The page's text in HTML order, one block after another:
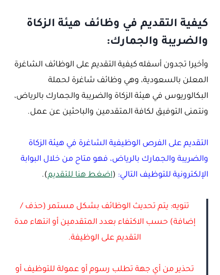
كيفية التقديم في وظائف هيئة الزكاة
والضريبة والجمارك:
وأخيرا تجدون أسفله كيفية التقديم على الوظائف الشاغرة
المعلن بالسعودية، وهي وظائف شاغرة لحملة
البكالوريوس في هيئة الزكاة والضريبة والجمارك بالرياض،
ونتمنى التوفيق لكافة المتقدمين والباحثين عن عمل.
التقديم على الفرص الوظيفية الشاغرة في هيئة الزكاة
والضريبة والجمارك بالرياض، فهو متاح من خلال البوابة
الإلكترونية للتوظيف التالي: (اضغط هنا للتقديم).
تنويه: يتم تحديث الوظائف بشكل مستمر (حذف /
إضافة) حسب الاكتفاء بعدد المتقدمين أو انتهاء مدة
التقديم على الوظيفة.
تحذير من أي جهة تطلب رسوم أو عمولة للتوظيف أو